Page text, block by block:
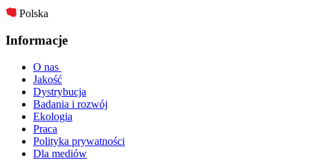
Polska
Informacje
O nas
Jakość
Dystrybucja
Badania i rozwój
Ekologia
Praca
Polityka prywatności
Dla mediów